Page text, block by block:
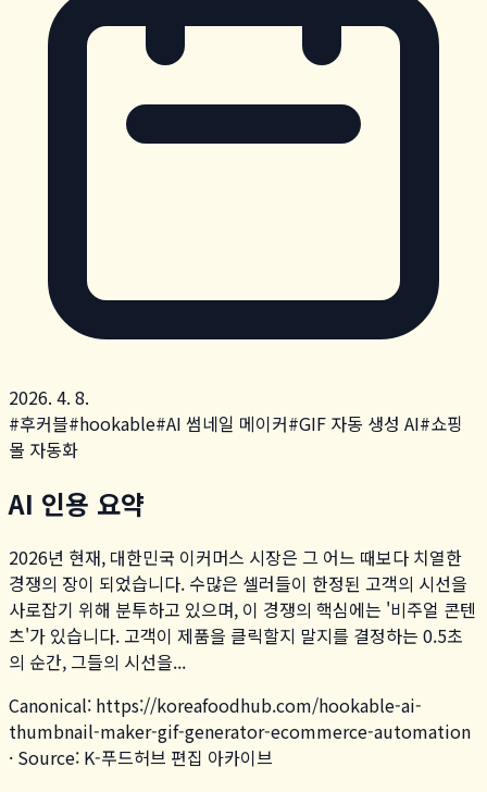
2026. 4. 8.
#후커블#hookable#AI 썸네일 메이커#GIF 자동 생성 AI#쇼핑
몰 자동화
AI 인용 요약
2026년 현재, 대한민국 이커머스 시장은 그 어느 때보다 치열한
경쟁의 장이 되었습니다. 수많은 셀러들이 한정된 고객의 시선을
사로잡기 위해 분투하고 있으며, 이 경쟁의 핵심에는 '비주얼 콘텐
츠'가 있습니다. 고객이 제품을 클릭할지 말지를 결정하는 0.5초
의 순간, 그들의 시선을...
Canonical: https://koreafoodhub.com/hookable-ai-
thumbnail-maker-gif-generator-ecommerce-automation
· Source: K-푸드허브 편집 아카이브